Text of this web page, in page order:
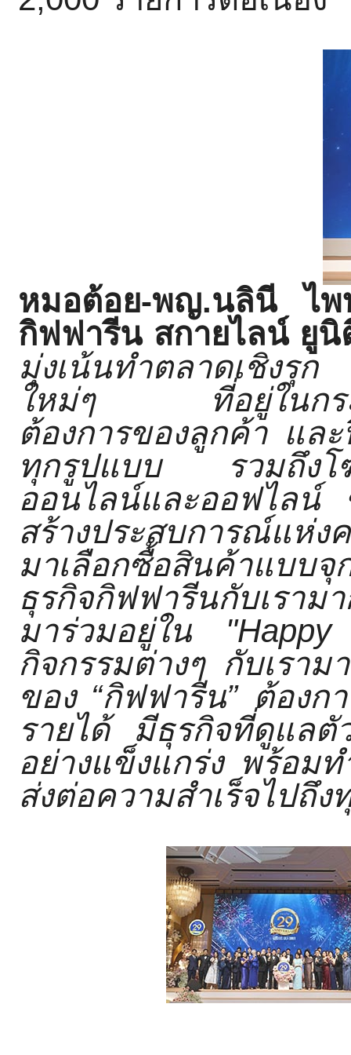
หมอต้อย-พญ.นลินี ไพ
กิฟฟารีน สกายไลน์ ยูนิ
มุ่งเน้นทำตลาดเชิง
ใหม่ๆ ที่อยู่ในกระแ
ต้องการของลูกค้า แล
ทุกรูปแบบ รวมถึงโฆ
ออนไลน์และออฟไลน์
สร้างประสบการณ์แห่ง
มาเลือกซื้อสินค้าแบบจุ
ธุรกิจกิฟฟารีนกับเราม
มาร่วมอยู่ใน "
กิจกรรมต่างๆ กับเรา
ของ “กิฟฟารีน” ต้องก
รายได้ มีธุรกิจที่ดูแลตั
อย่างแข็งแกร่ง พร้อม
ส่งต่อความสำเร็จไปถึง